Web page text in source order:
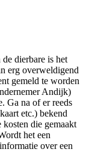
dierbare is het
erg overweldigend
gemeld te worden
Andijk)
Ga na of er reeds
etc.) bekend
die gemaakt
het een
over een